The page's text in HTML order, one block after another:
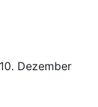
Dezember